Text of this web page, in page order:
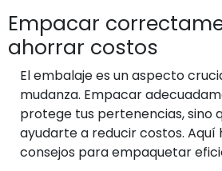
Empacar
ahorrar costos
El embalaje es un aspecto
mudanza. Empacar
protege tus pertenencias, sino
ayudarte a reducir costos. Aquí
consejos para empaquetar